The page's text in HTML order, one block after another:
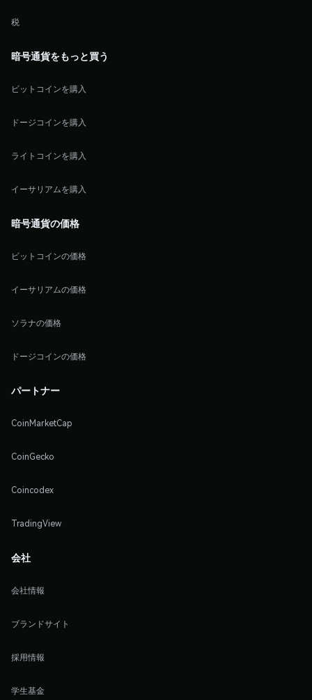
税
暗号通貨をもっと買う
ビットコインを購入
ドージコインを購入
ライトコインを購入
イーサリアムを購入
暗号通貨の価格
ビットコインの価格
イーサリアムの価格
ソラナの価格
ドージコインの価格
パートナー
CoinMarketCap
CoinGecko
Coincodex
TradingView
会社
会社情報
ブランドサイト
採用情報
学生基金